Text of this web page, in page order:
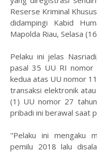
Reserse Kriminal
didampingi Kabid
Mapolda Riau, Selasa
Pelaku ini jelas
pasal 35 UU RI nomor
kedua atas UU nomor
transaksi elektronik
(1) UU nomor 27
pribadi ini berawal saat
"Pelaku ini mengaku
pemilu 2018 lalu